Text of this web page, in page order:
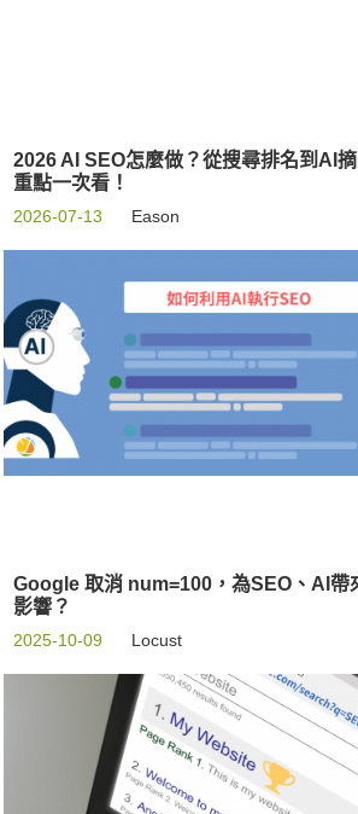
2026 AI SEO怎麼做？從搜尋排名到AI
重點一次看！
2026-07-13 Eason
Google 取消 num=100，為SEO、AI帶
影響？
2025-10-09 Locust